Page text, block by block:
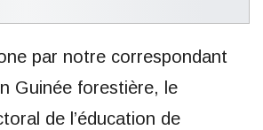
par notre correspondant
Guinée forestière, le
de l’éducation de